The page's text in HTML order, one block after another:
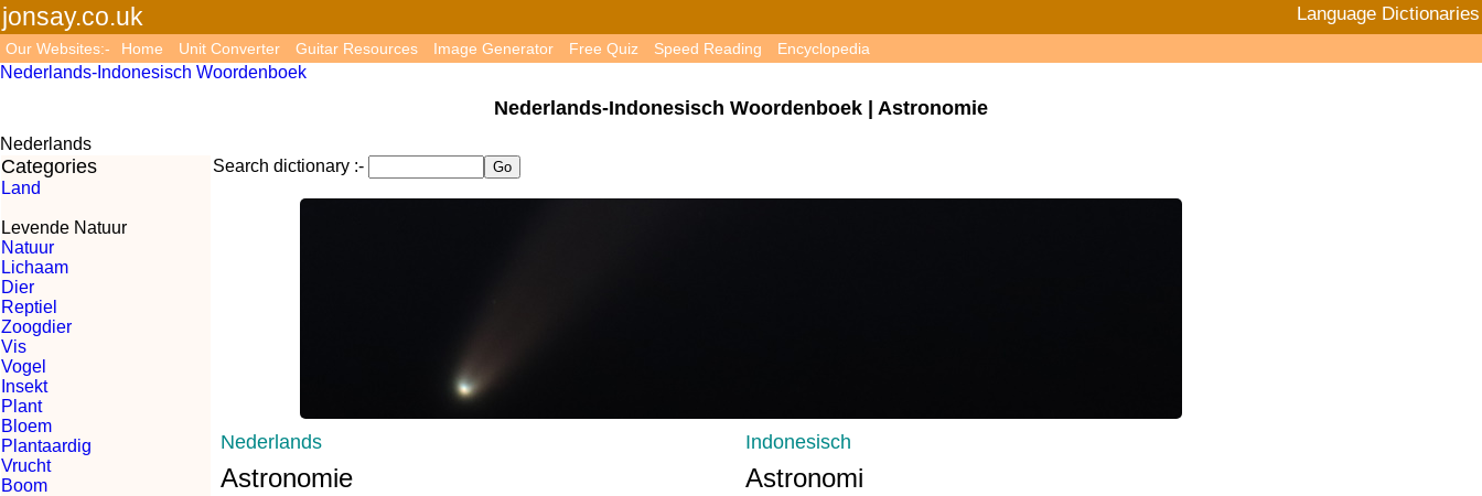
jonsay.co.uk Language Dictionaries
Our Websites:- Home Unit Converter Guitar Resources Image Generator Free Quiz Speed Reading Encyclopedia
Nederlands-Indonesisch Woordenboek
Nederlands-Indonesisch Woordenboek | Astronomie
Nederlands
Categories
Land
Levende Natuur
Natuur
Lichaam
Dier
Reptiel
Zoogdier
Vis
Vogel
Insekt
Plant
Bloem
Plantaardig
Vrucht
Boom
Search dictionary :-
Nederlands Indonesisch
Astronomie Astronomi